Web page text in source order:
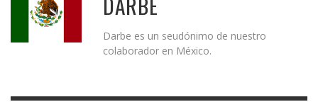
Darbe es un seudónimo de nuestro
colaborador en México.